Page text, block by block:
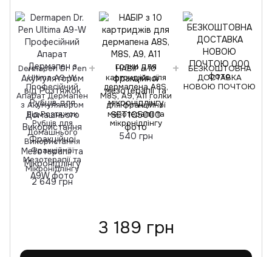
Dermapen Dr. Pen
Ultima A9-W
Професійний
Апарат Дермапен
з Акумулятором
від Розтяжок
Рубців для
Домашнього
Використання
Фракційної
Мезотерапії та
Мікронідлінгу
2 649 грн
НАБІР з 10
картриджів для
дермапена A8S,
M8S, A9, A11 голки
для фракційної
мезотерапії та
мікронідлінгу
540 грн
БЕЗКОШТОВНА
ДОСТАВКА
НОВОЮ ПОЧТОЮ
3 189 грн